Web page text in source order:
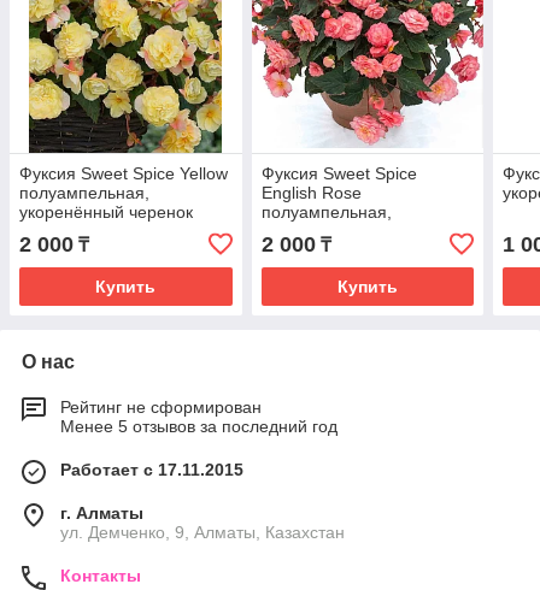
Фуксия Sweet Spice Yellow
полуампельная,
укоренённый черенок
2 000 ₸
Купить
Фуксия Sweet Spice
English Rose
полуампельная,
укоренённый черенок
2 000₸
Купить
1
О нас
Рейтинг не сформирован
Менее 5 отзывов за последний год
Работает с 17.11.2015
г. Алматы
ул. Демченко, 9, Алматы, Казахстан
Контакты